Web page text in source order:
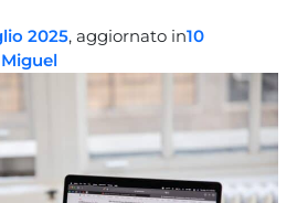
2025, aggiornato in10
Miguel